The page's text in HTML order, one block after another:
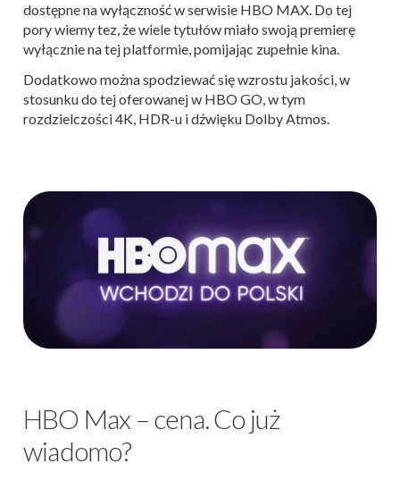
dostępne na wyłączność w serwisie HBO MAX. Do tej
pory wiemy tez, że wiele tytułów miało swoją premierę
wyłącznie na tej platformie, pomijając zupełnie kina.
Dodatkowo można spodziewać się wzrostu jakości, w
stosunku do tej oferowanej w HBO GO, w tym
rozdzielczości 4K, HDR-u i dźwięku Dolby Atmos.
HBO Max – cena. Co już
wiadomo?